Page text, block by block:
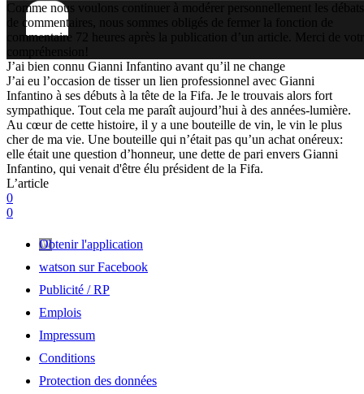
Comme nous voulons continuer à modérer personnellement les débats
de commentaires, nous sommes obligés de fermer la fonction de
commentaire 72 heures après la publication d’un article. Merci de
compréhension!
J’ai bien connu Gianni Infantino avant qu’il ne change
J’ai eu l’occasion de tisser un lien professionnel avec Gianni
Infantino à ses débuts à la tête de la Fifa. Je le trouvais alors fort
sympathique. Tout cela me paraît aujourd’hui à des années-lumière.
Au cœur de cette histoire, il y a une bouteille de vin, le vin le plus
cher de ma vie. Une bouteille qui n’était pas qu’un achat onéreux:
elle était une question d’honneur, une dette de pari envers Gianni
Infantino, qui venait d'être élu président de la Fifa.
L’article
0
0
Obtenir l'application
watson sur Facebook
Publicité / RP
Emplois
Impressum
Conditions
Protection des données